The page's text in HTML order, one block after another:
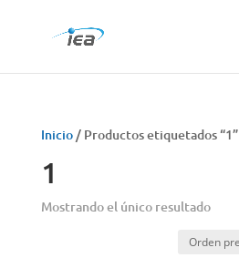
Inicio/ Productos etiquetados “1”
1
Mostrando el único resultado